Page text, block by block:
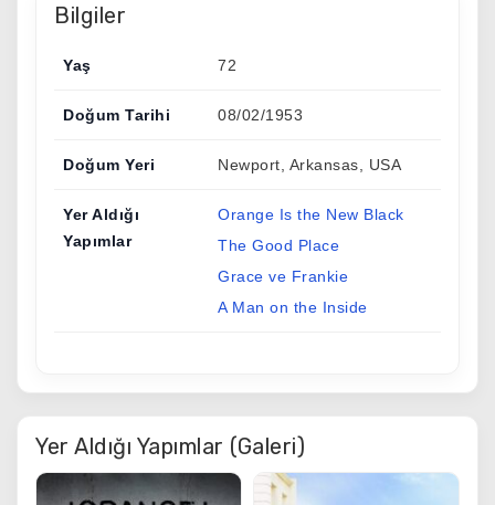
Bilgiler
Yaş 72
Doğum Tarihi 08/02/1953
Doğum Yeri Newport, Arkansas, USA
Yer Aldığı
Yapımlar
Orange Is the New Black
The Good Place
Grace ve Frankie
A Man on the Inside
Yer Aldığı Yapımlar (Galeri)